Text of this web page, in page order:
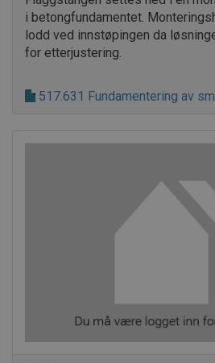
i betongfundamentet.
lodd ved innstøpingen da
for etterjustering.
517.631 Fundamentering av